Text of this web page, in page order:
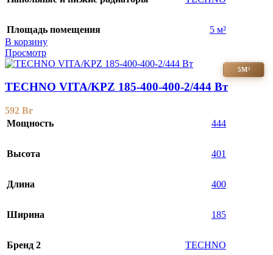
Площадь помещения
5 м²
В корзину
Просмотр
5М²
TECHNO VITA/KPZ 185-400-400-2/444 Вт
592 Br
Мощность
444
Высота 401
Длина 400
Ширина 185
Бренд 2 TECHNO